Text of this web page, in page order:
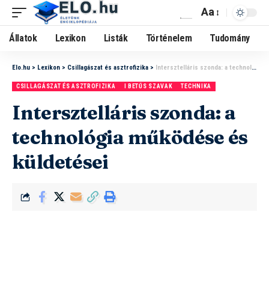
Aa
Állatok Lexikon Listák Történelem Tudomány
Elo.hu > Lexikon > Csillagászat és asztrofizika > Intersztelláris szonda: a technológia működése és küldetései
CSILLAGÁSZAT ÉS ASZTROFIZIKA I BETŰS SZAVAK TECHNIKA
Intersztelláris szonda: a
technológia működése és
küldetései